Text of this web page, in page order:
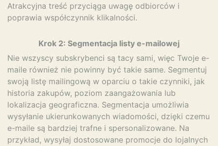
Atrakcyjna treść przyciąga uwagę odbiorców i
poprawia współczynnik klikalności.
Krok 2: Segmentacja listy e-mailowej
Nie wszyscy subskrybenci są tacy sami, więc Twoje e-
maile również nie powinny być takie same. Segmentuj
swoją listę mailingową w oparciu o takie czynniki, jak
historia zakupów, poziom zaangażowania lub
lokalizacja geograficzna. Segmentacja umożliwia
wysyłanie ukierunkowanych wiadomości, dzięki czemu
e-maile są bardziej trafne i spersonalizowane. Na
przykład, wysyłaj dostosowane promocje do lojalnych